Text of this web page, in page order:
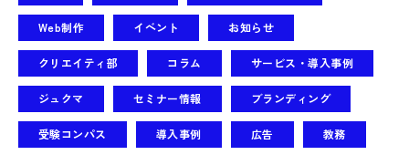
Web制作 イベント お知らせ
クリエイティ部 コラム サービス・導入事例
ジュクマ セミナー情報 ブランディング
受験コンパス 導入事例 広告 教務